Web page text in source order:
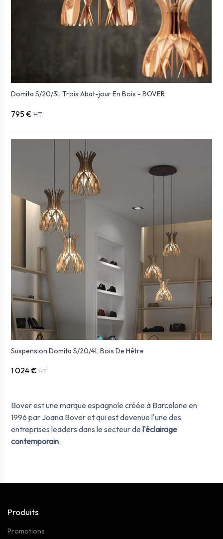
Bover est une marque espagnole créée à Barcelone en
1996 par Joana Bover etqui est devenue l'une des
entreprises leaders dans le secteur del'éclairage
contemporain.
Domita S/20/3L Trois Abat-jour En Bois - BOVER
795 € HT
Suspension Domita S/20/4L Bois De Hêtre
1 024 € HT
Produits
Promotions